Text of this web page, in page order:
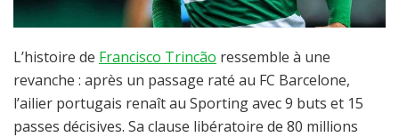
L’histoire de Francisco Trincão ressemble à une
revanche : après un passage raté au FC Barcelone,
l’ailier portugais renaît au Sporting avec 9 buts et 15
passes décisives. Sa clause libératoire de 80 millions